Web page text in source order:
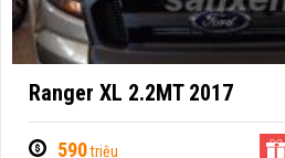
Ranger XL 2.2MT 2017
590triệu